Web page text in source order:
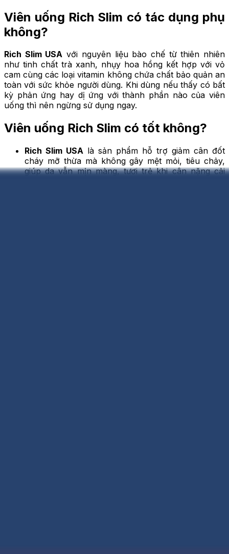
Viên uống Rich Slim có tác dụng phụ
không?
Rich Slim USA với nguyên liệu bào chế từ thiên nhiên
như tinh chất trà xanh, nhụy hoa hồng kết hợp với vỏ
cam cùng các loại vitamin không chứa chất bảo quản an
toàn với sức khỏe người dùng. Khi dùng nếu thấy có bất
kỳ phản ứng hay dị ứng với thành phần nào của viên
uống thì nên ngừng sử dụng ngay.
Viên uống Rich Slim có tốt không?
Rich Slim USA là sản phẩm hỗ trợ giảm cân đốt
cháy mỡ thừa mà không gây mệt mỏi, tiêu chảy,
giúp da vẫn mịn màng, tươi trẻ khi cân nặng cải